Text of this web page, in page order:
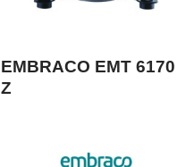
EMBRACO EMT 6170
Z